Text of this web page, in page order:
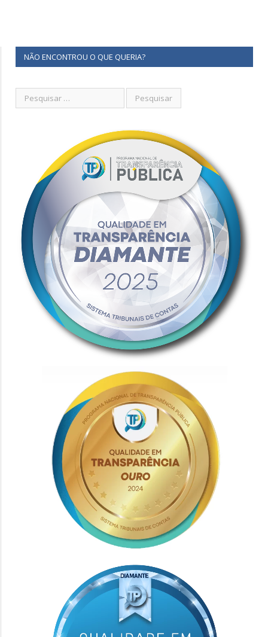
NÃO ENCONTROU O QUE QUERIA?